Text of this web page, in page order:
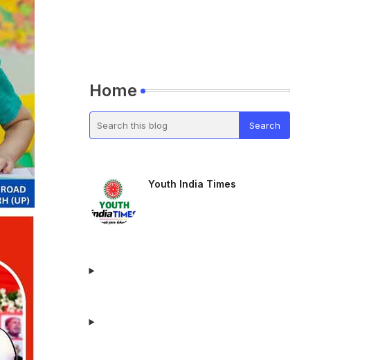
Home
Youth India Times